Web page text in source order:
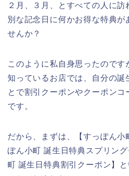
２月、３月、とすべての人に
別な記念日に何かお得な特典が
せんか？
このように私自身思ったのです
知っているお店では、自分の誕
とで割引クーポンやクーポンコ
です。
だから、まずは、【すっぽん小
ぽん小町 誕生日特典スプリン
町 誕生日特典割引クーポン】